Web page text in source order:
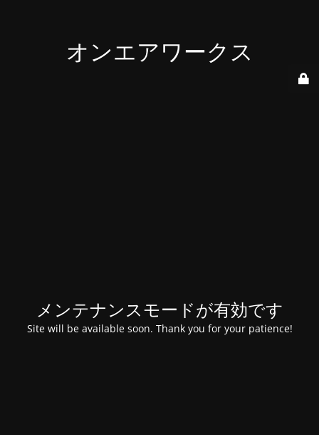
オンエアワークス
メンテナンスモードが有効です
Site will be available soon. Thank you for your patience!